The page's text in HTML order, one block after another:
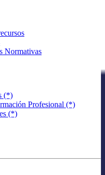
Normativas
(*)
Profesional (*)
(*)